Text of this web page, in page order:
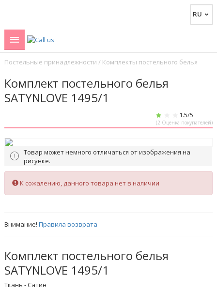
Постельные принадлежности / Комплекты постельного белья
Комплект постельного белья
SATYNLOVE 1495/1
1.5/5
(2 Оценка покупателей)
Товар может немного отличаться от изображения на
рисунке.
К сожалению, данного товара нет в наличии
Внимание!Правила возврата
Комплект постельного белья
SATYNLOVE 1495/1
Ткань - Сатин